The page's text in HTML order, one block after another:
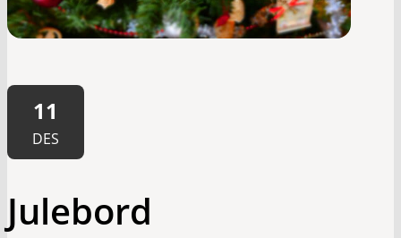
11
DES
Julebord